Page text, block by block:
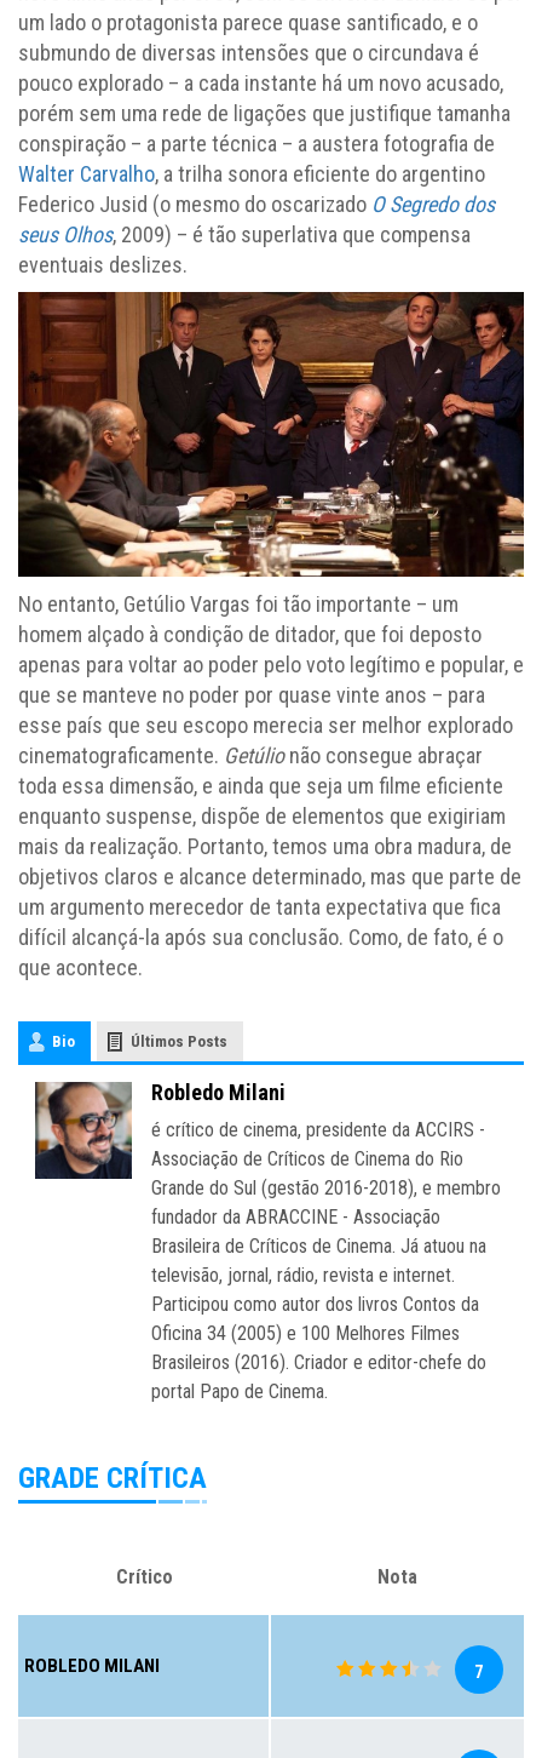
um lado o protagonista parece quase santificado, e o
submundo de diversas intensões que o circundava é
pouco explorado – a cada instante há um novo acusado,
porém sem uma rede de ligações que justifique tamanha
conspiração – a parte técnica – a austera fotografia de
Walter Carvalho, a trilha sonora eficiente do argentino
Federico Jusid (o mesmo do oscarizado O Segredo dos
seus Olhos, 2009) – é tão superlativa que compensa
eventuais deslizes.
No entanto, Getúlio Vargas foi tão importante – um
homem alçado à condição de ditador, que foi deposto
apenas para voltar ao poder pelo voto legítimo e popular, e
que se manteve no poder por quase vinte anos – para
esse país que seu escopo merecia ser melhor explorado
cinematograficamente. Getúlionão consegue abraçar
toda essa dimensão, e ainda que seja um filme eficiente
enquanto suspense, dispõe de elementos que exigiriam
mais da realização. Portanto, temos uma obra madura, de
objetivos claros e alcance determinado, mas que parte de
um argumento merecedor de tanta expectativa que fica
difícil alcançá-la após sua conclusão. Como, de fato, é o
que acontece.
Bio Últimos Posts
Robledo Milani
é crítico de cinema, presidente da ACCIRS -
Associação de Críticos de Cinema do Rio
Grande do Sul (gestão 2016-2018), e membro
fundador da ABRACCINE - Associação
Brasileira de Críticos de Cinema. Já atuou na
televisão, jornal, rádio, revista e internet.
Participou como autor dos livros Contos da
Oficina 34 (2005) e 100 Melhores Filmes
Brasileiros (2016). Criador e editor-chefe do
portal Papo de Cinema.
GRADE CRÍTICA
Crítico Nota
ROBLEDO MILANI 7